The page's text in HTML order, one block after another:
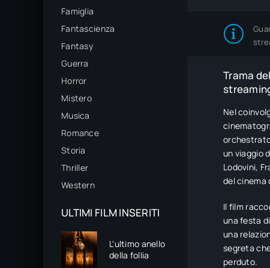
Famiglia
Fantascienza
Fantasy
Guerra
Horror
Mistero
Musica
Romance
Storia
Thriller
Western
ULTIMI FILM INSERITI
L'ultimo anello
della follia
Trama
Nel
un viaggio
Lodovini,
del cinema
Il film
una festa
una
segreta
perduto.